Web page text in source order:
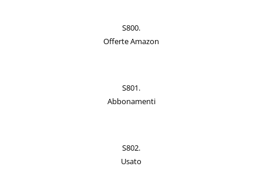
S800.
Offerte Amazon
S801.
Abbonamenti
S802.
Usato